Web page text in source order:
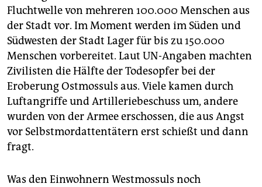
Fluchtwelle von mehreren 100.000 Menschen aus
der Stadt vor. Im Moment werden im Süden und
Südwesten der Stadt Lager für bis zu 150.000
Menschen vorbereitet. Laut UN-Angaben machten
Zivilisten die Hälfte der Todesopfer bei der
Eroberung Ostmossuls aus. Viele kamen durch
Luftangriffe und Artilleriebeschuss um, andere
wurden von der Armee erschossen, die aus Angst
vor Selbstmordattentätern erst schießt und dann
fragt.
Was den Einwohnern Westmossuls noch